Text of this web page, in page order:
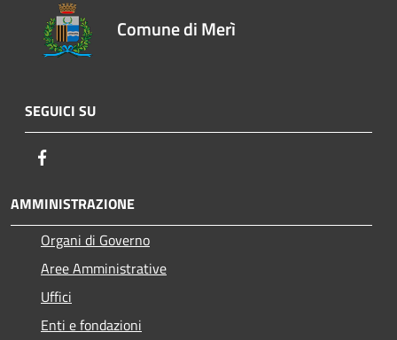
Comune di Merì
SEGUICI SU
AMMINISTRAZIONE
Organi di Governo
Aree Amministrative
Uffici
Enti e fondazioni